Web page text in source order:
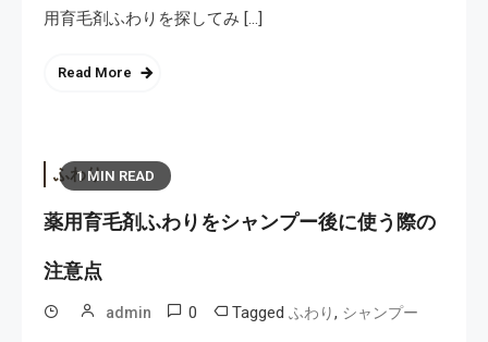
用育毛剤ふわりを探してみ […]
Read More
1 MIN READ
ふわり
薬用育毛剤ふわりをシャンプー後に使う際の
注意点
admin 0 Tagged ふわり, シャンプー